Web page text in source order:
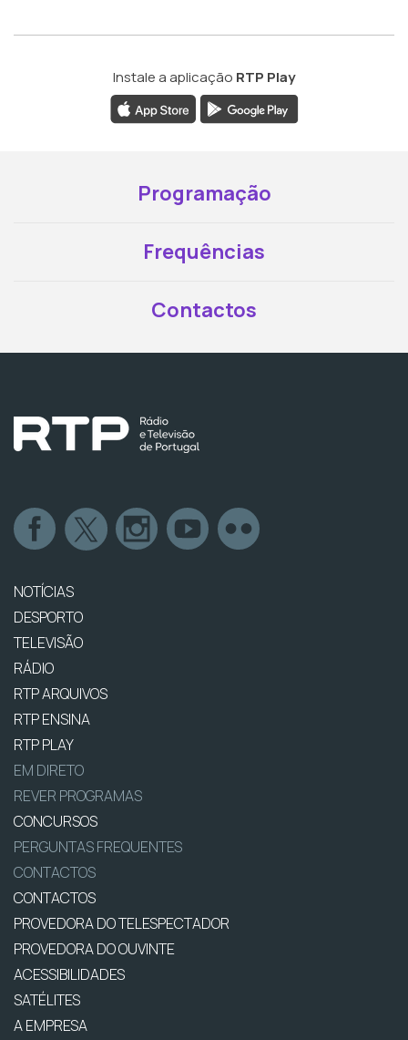
Instale a aplicação RTP Play
Programação
Frequências
Contactos
NOTÍCIAS
DESPORTO
TELEVISÃO
RÁDIO
RTP ARQUIVOS
RTP ENSINA
RTP PLAY
EM DIRETO
REVER PROGRAMAS
CONCURSOS
PERGUNTAS FREQUENTES
CONTACTOS
CONTACTOS
PROVEDORA DO TELESPECTADOR
PROVEDORA DO OUVINTE
ACESSIBILIDADES
SATÉLITES
A EMPRESA